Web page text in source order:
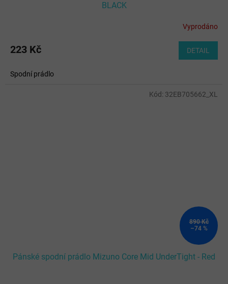
BLACK
Vyprodáno
223 Kč DETAIL
Spodní prádlo
890 Kč
–74 %
Pánské spodní prádlo Mizuno Core Mid UnderTight - Red
Kód: 32EB705662_XL